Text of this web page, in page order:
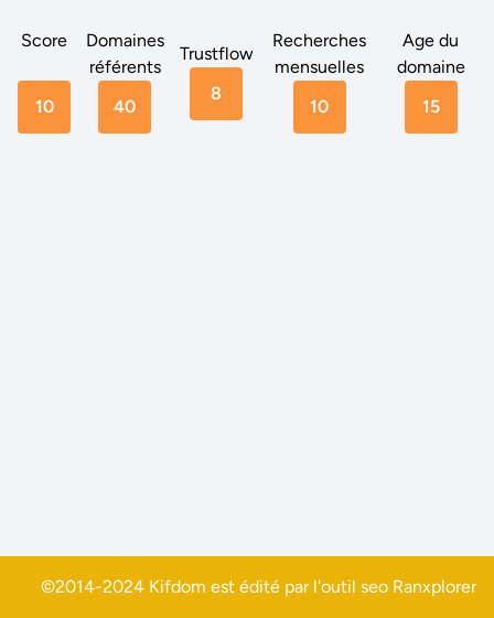
Score
10
Domaines
référents
40
Trustflow
8
Recherches
mensuelles
10
Age du
domaine
15
©2014-2024 Kifdom est édité par l'outil seo Ranxplorer